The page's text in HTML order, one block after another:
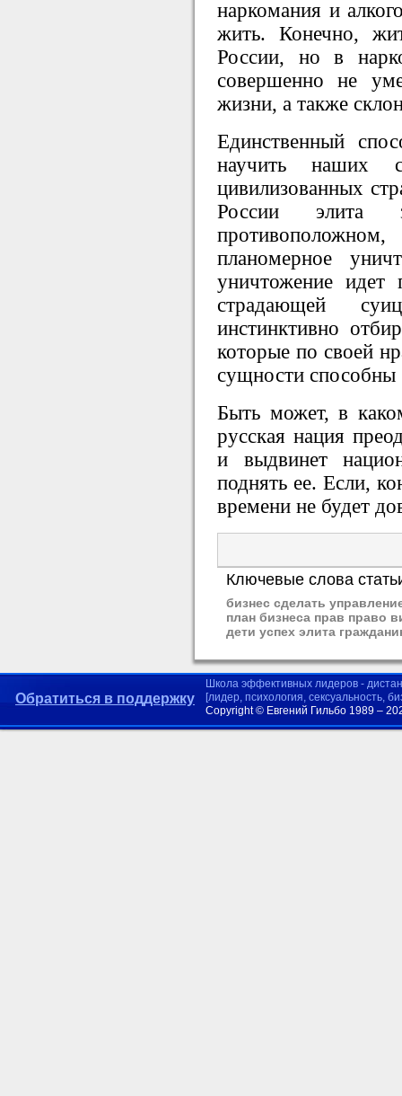
наркомания и
жить. Конечно,
России, но в
совершенно не
жизни, а также
Единственный
научить наших
цивилизованных
России элита
планомерное
уничтожение идет
страдающей
инстинктивно
которые по своей
сущности способны
Быть может, в
русская нация
и выдвинет
поднять ее. Если,
времени не будет
Ключевые слова
бизнес сделать
план бизнеса прав право
дети успех элита
Обратиться в поддержку
Школа эффективных лидеров -
[лидер, психология, сексуальность,
Copyright © Евгений Гильбо 1989 –